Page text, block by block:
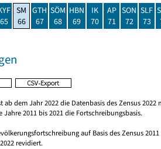
65
SM
66
GTH
67
SÖM
68
HBN
69
IK
70
AP
71
SON
72
SLF
73
dem Jahr 2022 die Datenbasis des Zensus 2022
2011 bis 2021 die Fortschreibungsbasis.
auf Basis des Zensus
revidiert.